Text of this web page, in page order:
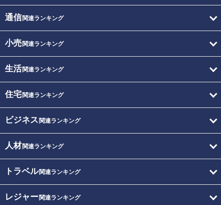
通信関連ランキング
小売関連ランキング
生活関連ランキング
住宅関連ランキング
ビジネス 関連ランキング
人材関連ランキング
トラベル関連ランキング
レジャー関連ランキング